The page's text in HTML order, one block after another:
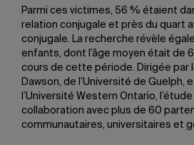
Parmi ces victimes, 56 % étaient
relation conjugale et près du quart
conjugale. La recherche révèle
enfants, dont l’âge moyen était de
cours de cette période. Dirigée par
Dawson, de l’Université de Guelph,
l’Université Western Ontario,
collaboration avec plus de 60
communautaires, universitaires et